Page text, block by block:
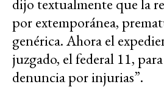
dijo textualmente que la
por extemporánea,
genérica. Ahora el
juzgado, el federal 11,
denuncia por injurias”.